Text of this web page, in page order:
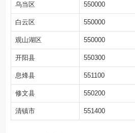
乌当区 550000
白云区 550000
观山湖区 550000
开阳县 550300
息烽县 551100
修文县 550200
清镇市 551400